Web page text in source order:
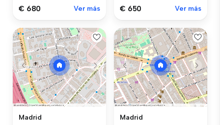
€ 680 Ver más € 650 Ver más
Madrid Madrid